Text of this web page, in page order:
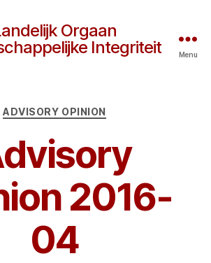
Orgaan
Integriteit
Menu
Categories
ADVISORY OPINION
2016-
04